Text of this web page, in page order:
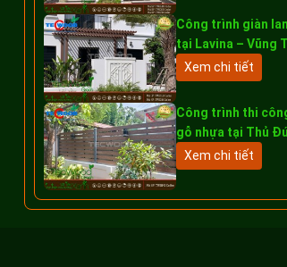
Công trình giàn
tại Lavina – Vũng
Xem chi tiết
Công trình thi
gỗ nhựa tại Thủ
Xem chi tiết